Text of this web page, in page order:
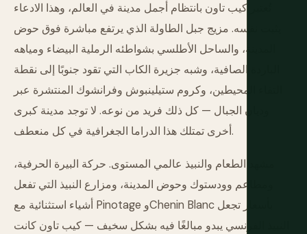
تُعتبر كيب تاون بانتظام أجمل مدينة في العالم، وهذا الادعاء
يثبت نفسه. مزيج جبل الطاولة الذي يرتفع مباشرة فوق حوض
المدينة، والساحل الأطلسي بشواطئه الرملية البيضاء ومياهه
الباردة الصافية، وشبه جزيرة الكاب التي تقود جنوبًا إلى نقطة
التقاء المحيطين، وكروم ستيلينبوش وفرانشوك المنتشرة عبر
وديان الجبال — كل ذلك فريد من نوعه. لا توجد مدينة كبرى
أخرى تمتلك هذا الدراما الجغرافية في كل منعطف.
مشهد الطعام والنبيذ عالمي المستوى. حركة البيرة الحرفية،
ومطاعم وودستوك وحوض المدينة، ومزارع النبيذ التي تفعل
أشياء استثنائية مع Pinotage وChenin Blanc بأسعار تجعل
النبيذ الفرنسي يبدو مبالغًا فيه بشكل سخيف — كيب تاون كانت